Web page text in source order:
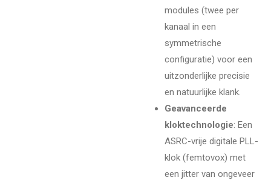
modules (twee per
kanaal in een
symmetrische
configuratie) voor een
uitzonderlijke precisie
en natuurlijke klank.
Geavanceerde
kloktechnologie: Een
ASRC-vrije digitale PLL-
klok (femtovox) met
een jitter van ongeveer